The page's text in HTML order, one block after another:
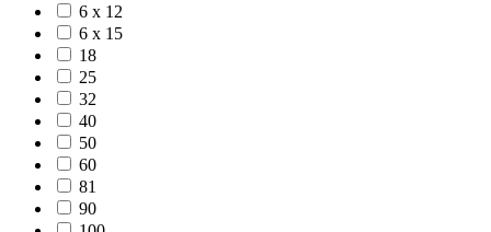
6 x 12
6 x 15
18
25
32
40
50
60
81
90